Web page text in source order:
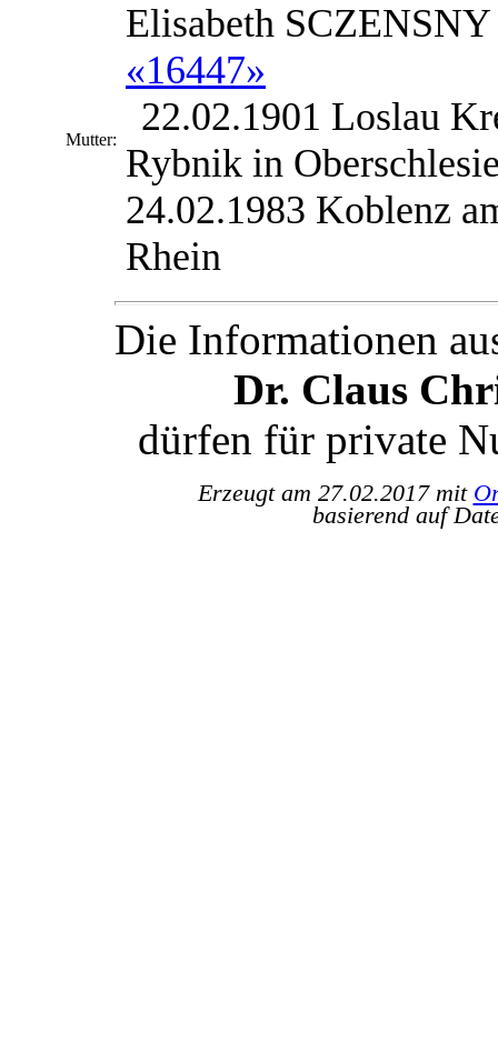
Mutter:
Elisabeth SCZENSNY
«16447»
22.02.1901 Loslau
Rybnik in
24.02.1983 Koblenz
Rhein
Die Informationen
Dr. Claus
dürfen für private
Erzeugt am 27.02.2017 mit
basierend auf